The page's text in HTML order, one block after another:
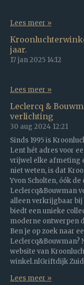
Lees meer »
jaar.
17 jan 2025 14:12
Lees meer »
Leclercq &
verlichting
30 aug 2024 12:21
Sinds 1995 is
Lent hét adres voor
vrijwel elke afmeting
niet weten, is dat
Yvon Scholten, óók
Leclercq&Bouwman
alleen verkrijgbaar
biedt een unieke
moderne ontwerpen
Ben je op zoek naar
Leclercq&Bouwman?
website van
winkel.nlGriftdijk Zuid
Lees meer »